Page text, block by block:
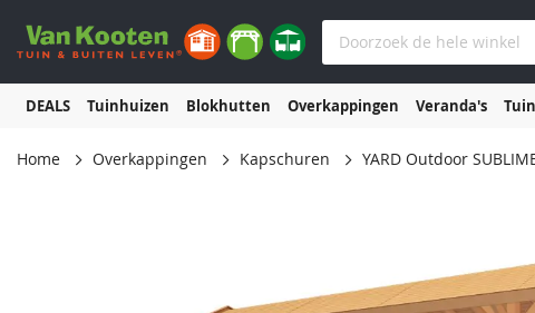
DEALS Tuinhuizen Blokhutten Overkappingen Veranda's
Home Overkappingen Kapschuren YARD Outdoor